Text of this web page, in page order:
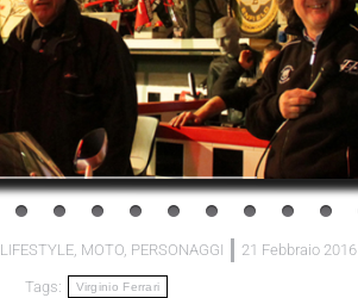
LIFESTYLE, MOTO, PERSONAGGI 21 Febbraio 2016
Tags: Virginio Ferrari